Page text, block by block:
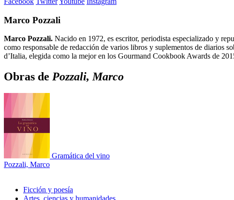
Marco Pozzali
Marco Pozzali. Nacido en 1972, es escritor, periodista especializado y
como responsable de redacción de varios libros y suplementos de diarios
d’Italia, elegida como la mejor en los Gourmand Cookbook Awards de
Obras de Pozzali, Marco
Gramática del vino
Pozzali, Marco
Ficción y poesía